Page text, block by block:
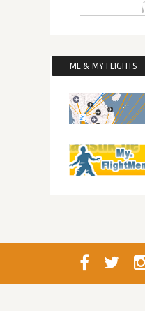
ME & MY FLIGHTS